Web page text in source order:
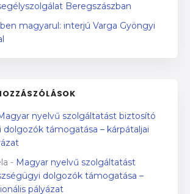
Beregszászban
magyarul: interjú Varga Gyöngyi
nyelvű szolgáltatást biztosító
támogatása – kárpátaljai
- Magyar nyelvű szolgáltatást
dolgozók támogatása –
pályázat